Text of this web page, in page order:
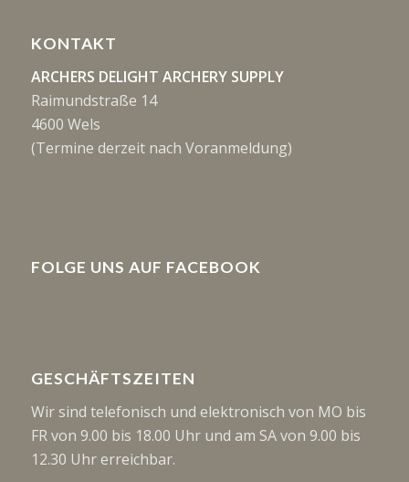
KONTAKT
ARCHERS DELIGHT ARCHERY SUPPLY
Raimundstraße 14
4600 Wels
(Termine derzeit nach Voranmeldung)
FOLGE UNS AUF FACEBOOK
GESCHÄFTSZEITEN
Wir sind telefonisch und elektronisch von MO bis
FR von 9.00 bis 18.00 Uhr und am SA von 9.00 bis
12.30 Uhr erreichbar.